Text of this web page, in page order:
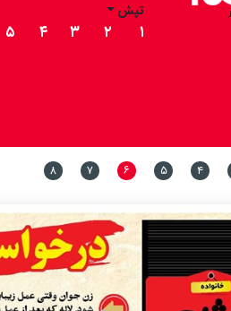
تپش
۱ ۲ ۳ ۴ ۵
۴ ۵ ۶ ۷ ۸